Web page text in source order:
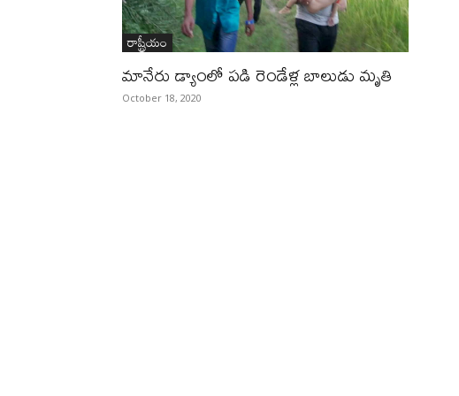
రాష్ట్రీయం
మానేరు డ్యాంలో పడి రెండేళ్ల బాలుడు మృతి
October 18, 2020